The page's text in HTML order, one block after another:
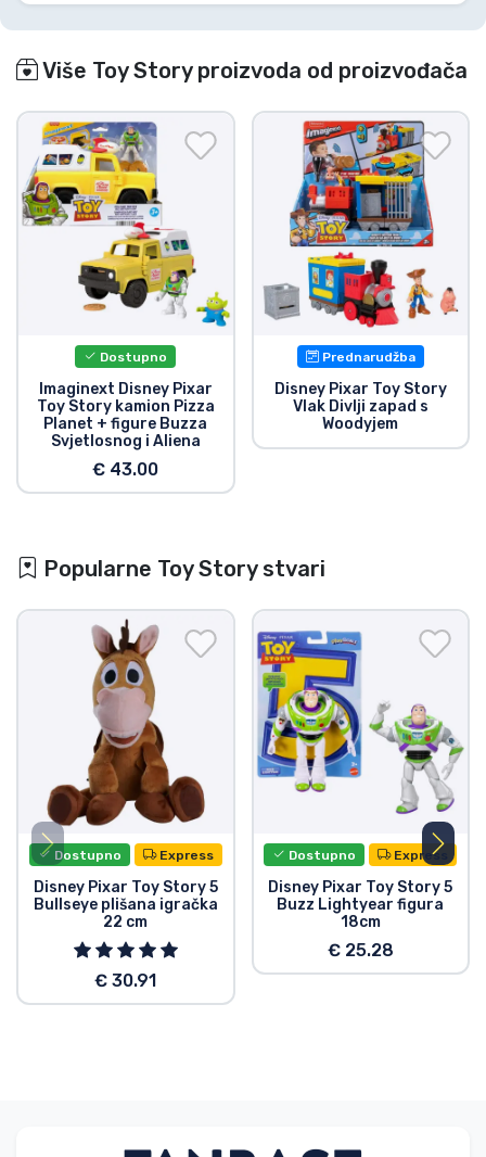
Više Toy Story proizvoda od proizvođača
Dostupno
Imaginext Disney Pixar
Toy Story kamion Pizza
Planet + figure Buzza
Svjetlosnog i Aliena
€ 43.00
Prednarudžba
Disney Pixar Toy Story
Vlak Divlji zapad s
Woodyjem
Popularne Toy Story stvari
Dostupno Express
Disney Pixar Toy Story 5
Bullseye plišana igračka
22 cm
€ 30.91
Dostupno Express
Disney Pixar Toy Story 5
Buzz Lightyear figura
18cm
€ 25.28